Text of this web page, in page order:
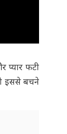
प्यार फटी
इससे बचने